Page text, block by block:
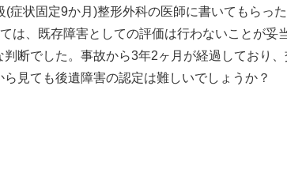
(症状固定9か月)整形外科の医師に書いてもらっ
は、既存障害としての評価は行わないことが妥
断でした。事故から3年2ヶ月が経過しており
見ても後遺障害の認定は難しいでしょうか？